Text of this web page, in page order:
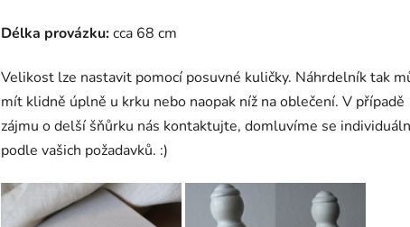
Délka provázku:cca 68 cm
Velikost lze nastavit pomocí posuvné kuličky. Náhrdelník tak
mít klidně úplně u krku nebo naopak níž na oblečení. V případě
zájmu o delší šňůrku nás kontaktujte, domluvíme se
podle vašich požadavků. :)